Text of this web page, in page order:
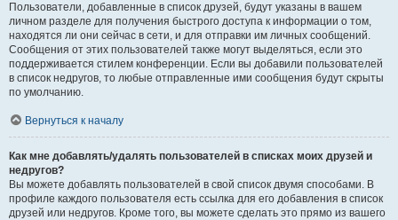
Пользователи, добавленные в список друзей, будут указаны в вашем
личном разделе для получения быстрого доступа к информации о том,
находятся ли они сейчас в сети, и для отправки им личных сообщений.
Сообщения от этих пользователей также могут выделяться, если это
поддерживается стилем конференции. Если вы добавили пользователей
в список недругов, то любые отправленные ими сообщения будут скрыты
по умолчанию.
Вернуться к началу
Как мне добавлять/удалять пользователей в списках моих друзей и
недругов?
Вы можете добавлять пользователей в свой список двумя способами. В
профиле каждого пользователя есть ссылка для его добавления в список
друзей или недругов. Кроме того, вы можете сделать это прямо из вашего